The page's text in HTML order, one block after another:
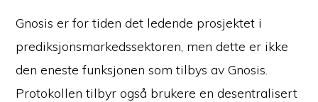
Gnosis er for tiden det ledende prosjektet i
prediksjonsmarkedssektoren, men dette er ikke
den eneste funksjonen som tilbys av Gnosis.
Protokollen tilbyr også brukere en desentralisert